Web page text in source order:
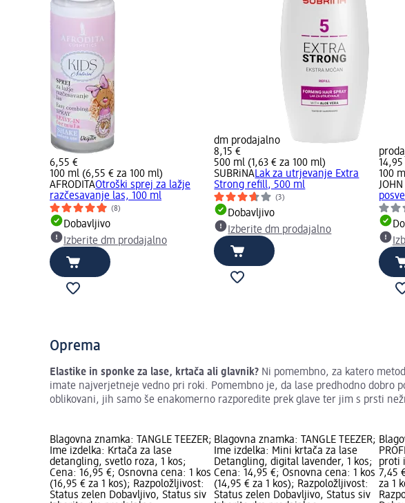
6,55 €
100 ml (6,55 € za 100 ml)
AFRODITAOtroški sprej za lažje
razčesavanje las, 100 ml
(8)
Dobavljivo
Izberite dm prodajalno
dm prodajalno
8,15 €
500 ml (1,63 € za 100 ml)
SUBRiNALak za utrjevanje Extra
Strong refill, 500 ml
(3)
Dobavljivo
Izberite dm prodajalno
14,95
100
Oprema
Elastike in sponke za lase, krtača ali glavnik? Ni pomembno, za katero
imate najverjetneje vedno pri roki. Pomembno je, da lase predhodno dobro
oblikovani, jih samo še enakomerno razporedite prek glave ter jim s prsti
Blagovna znamka: TANGLE TEEZER;
Ime izdelka: Krtača za lase
detangling, svetlo roza, 1 kos;
Cena: 16,95 €; Osnovna cena: 1 kos
(16,95 € za 1 kos); Razpoložljivost:
Status zelen Dobavljivo, Status siv
Blagovna znamka: TANGLE TEEZER;
Ime izdelka: Mini krtača za lase
Detangling, digital lavender, 1 kos;
Cena: 14,95 €; Osnovna cena: 1 kos
(14,95 € za 1 kos); Razpoložljivost:
Status zelen Dobavljivo, Status siv
proti
7,45
za 1